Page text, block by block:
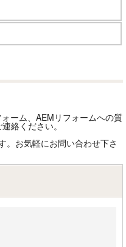
ーム、AEMリフォームへの質
絡ください。
。お気軽にお問い合わせ下さ